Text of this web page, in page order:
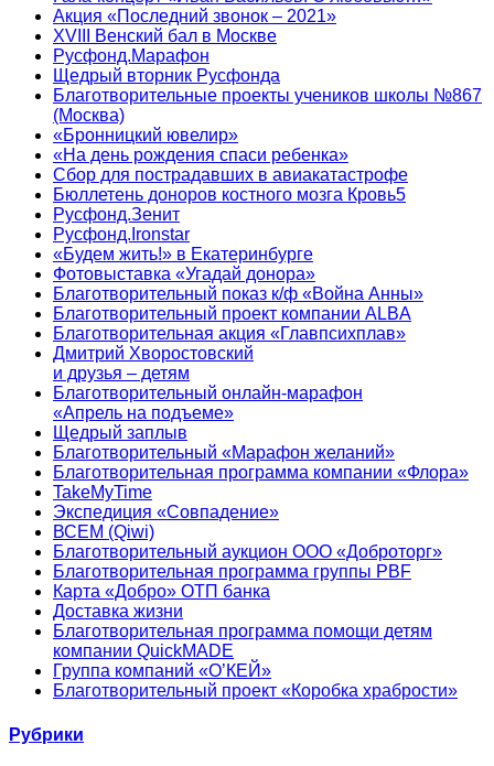
Акция «Последний звонок – 2021»
XVIII Венский бал в Москве
Русфонд.Марафон
Щедрый вторник Русфонда
Благотворительные проекты учеников школы №867
(Москва)
«Бронницкий ювелир»
«На день рождения спаси ребенка»
Сбор для пострадавших в авиакатастрофе
Бюллетень доноров костного мозга Кровь5
Русфонд.Зенит
Русфонд.Ironstar
«Будем жить!» в Екатеринбурге
Фотовыставка «Угадай донора»
Благотворительный показ к/ф «Война Анны»
Благотворительный проект компании ALBA
Благотворительная акция «Главпсихплав»
Дмитрий Хворостовский
и друзья – детям
Благотворительный онлайн‑марафон
«Апрель на подъеме»
Щедрый заплыв
Благотворительный «Марафон желаний»
Благотворительная программа компании «Флора»
TakeMyTime
Экспедиция «Совпадение»
ВСЕМ (Qiwi)
Благотворительный аукцион ООО «Доброторг»
Благотворительная программа группы PBF
Карта «Добро» ОТП банка
Доставка жизни
Благотворительная программа помощи детям
компании QuickMADE
Группа компаний «О’КЕЙ»
Благотворительный проект «Коробка храбрости»
Рубрики